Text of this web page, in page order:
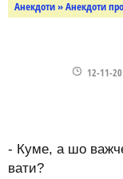
Анекдоти»Анекдоти
12-11-
- Куме, а шо важче
вати?